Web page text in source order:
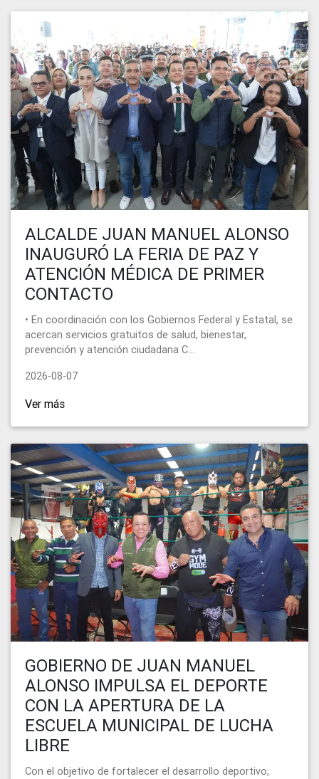
ALCALDE JUAN MANUEL ALONSO
INAUGURÓ LA FERIA DE PAZ Y
ATENCIÓN MÉDICA DE PRIMER
CONTACTO
• En coordinación con los Gobiernos Federal y Estatal, se
acercan servicios gratuitos de salud, bienestar,
prevención y atención ciudadana C...
2026-08-07
Ver más
GOBIERNO DE JUAN MANUEL
ALONSO IMPULSA EL DEPORTE
CON LA APERTURA DE LA
ESCUELA MUNICIPAL DE LUCHA
LIBRE
Con el objetivo de fortalecer el desarrollo deportivo,